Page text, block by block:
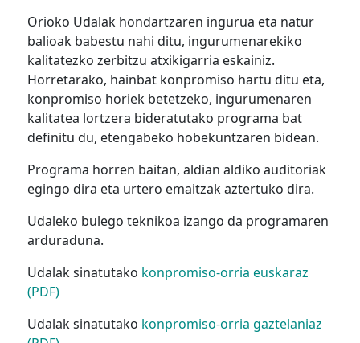
Orioko Udalak hondartzaren ingurua eta natur
balioak babestu nahi ditu, ingurumenarekiko
kalitatezko zerbitzu atxikigarria eskainiz.
Horretarako, hainbat konpromiso hartu ditu eta,
konpromiso horiek betetzeko, ingurumenaren
kalitatea lortzera bideratutako programa bat
definitu du, etengabeko hobekuntzaren bidean.
Programa horren baitan, aldian aldiko auditoriak
egingo dira eta urtero emaitzak aztertuko dira.
Udaleko bulego teknikoa izango da programaren
arduraduna.
Udalak sinatutako konpromiso-orria euskaraz
(PDF)
Udalak sinatutako konpromiso-orria gaztelaniaz